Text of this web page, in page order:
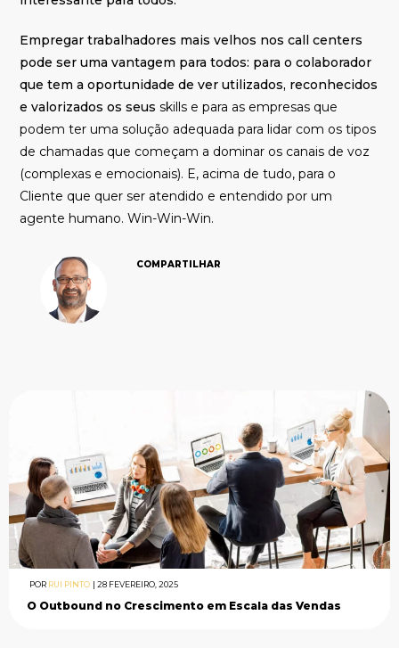
COMPARTILHAR
Empregar trabalhadores mais velhos nos call centers
pode ser uma vantagem para todos: para o colaborador
que tem a oportunidade de ver utilizados, reconhecidos
e valorizados os seusskills e para as empresas que
podem ter umasolução adequada para lidar com os tipos
de chamadas que começam a dominar os canais de voz
(complexas e emocionais). E, acima de tudo, para o
Cliente que quer ser atendido e entendido por um
agente humano. Win-Win-Win.
POR RUI PINTO 28 FEVEREIRO, 2025
O Outbound no Crescimento em Escala das Vendas